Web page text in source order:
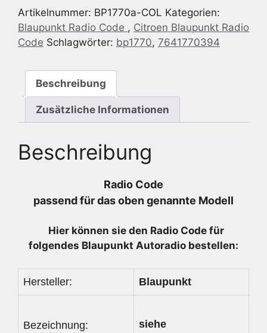
-
7
641
394
7641770394
Artikelnummer: BP1770a-COL Kategorien:
Blaupunkt Radio Code , Citroen Blaupunkt Radio
Code Schlagwörter: bp1770, 7641770394
Beschreibung
Zusätzliche Informationen
Beschreibung
Radio Code
passend für das oben genannte Modell
Hier können sie den Radio Code für
folgendes Blaupunkt Autoradio bestellen:
Hersteller: Blaupunkt
Bezeichnung:
siehe